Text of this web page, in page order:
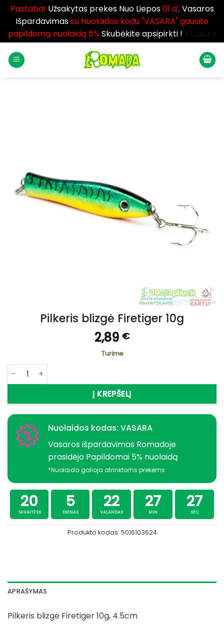
Pastaba! Užsakytas prekes Nuo Liepos01 d.,Vasaros
Išpardavimassu Nuolaidos kodu "VASARA" gausite
papildomą nuolaidą 5%Skubėkite apsipirkti !
Pilkeris blizgė Firetiger 10g
2,89 €
Turime
produkto kiekis: Pilkeris blizgė Firetiger 10g
Į KREPŠELĮ
Nuolaidos kodas: VASARA
Vasaros išpardavimas Romadoje
prasidėjo Papildomai 5% nuolaidą
*Nuolaida galioja atrinktoms prekėms
20
SAVAITĖSS
5
DIENAS
22
VALANDAS
27
MIN
26
SEC
Produkto kodas: 5016103624
APRAŠYMAS
Pilkeris blizgė Firetiger 10g, 4.5cm